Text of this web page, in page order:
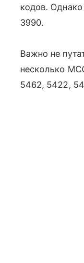
кодов.
3990.
Важно не
несколько
5462, 5422,